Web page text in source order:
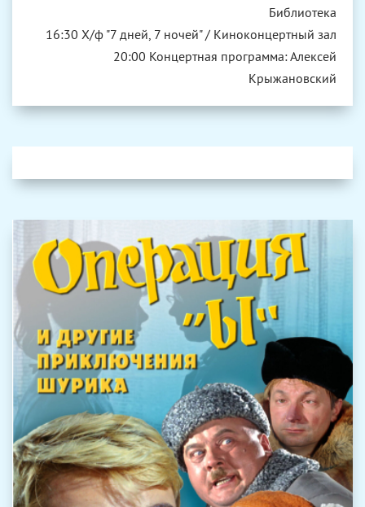
Библиотека
16:30 Х/ф "7 дней, 7 ночей" / Киноконцертный зал
20:00 Концертная программа: Алексей
Крыжановский